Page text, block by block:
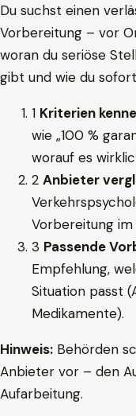
Du suchst einen
Vorbereitung – vor
woran du seriöse
gibt und wie du
1 Kriterien
wie „100 %
worauf es
2 Anbieter
Vorbereitung
3 Passende
Empfehlung,
Situation passt
Medikamente).
Hinweis: Behörden
Anbieter vor – den
Aufarbeitung.